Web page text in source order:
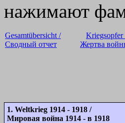
нажимают
Gesamtübersicht /
Сводный отчет
Kriegsopfer
Жертва
1. Weltkrieg 1914 - 1918 /
Мировая война 1914 - в 1918